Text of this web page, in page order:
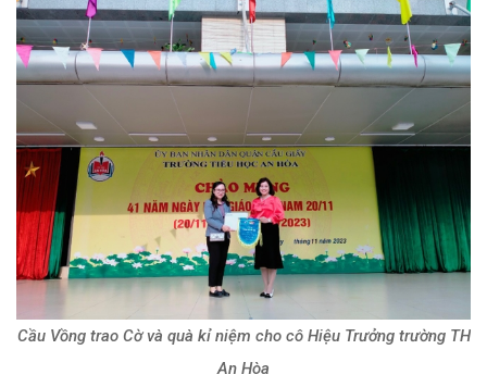
Cầu Vồng trao Cờ và quà kỉ niệm cho cô Hiệu Trưởng trường TH
An Hòa